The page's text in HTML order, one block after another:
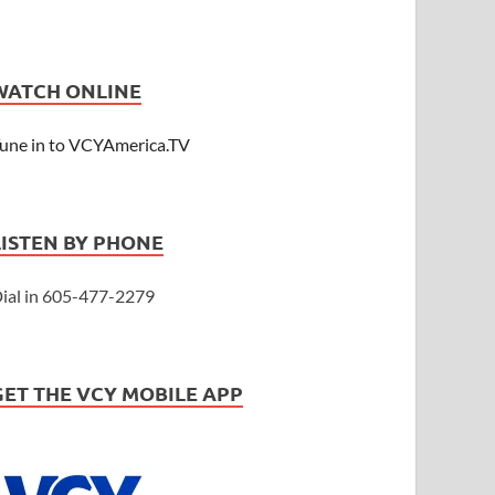
ONLINE
in to VCYAmerica.TV
BY PHONE
in 605-477-2279
THE VCY MOBILE APP